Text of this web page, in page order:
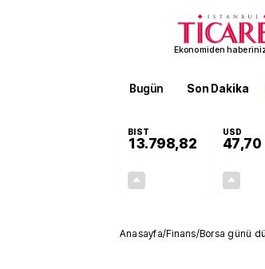
Ekonomiden
Bugün Son Dakika
BIST
13.798,82
USD
47,70
Anasayfa/Finans/Borsa günü